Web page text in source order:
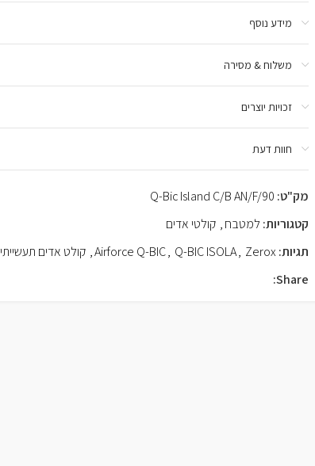
מידע נוסף
משלוח & מסירה
זכויות יוצרים
חוות דעת
מק"ט: Q-Bic Island C/B AN/F/90
קטגוריות: למטבח, קולטי אדים
תגיות:
Airforce Q-BIC, Q-BIC ISOLA, Zerox
, קולט אדים תעשייתי
Share: